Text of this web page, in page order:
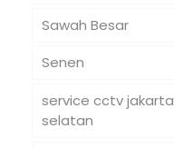
Sawah Besar
Senen
service cctv jakarta
selatan